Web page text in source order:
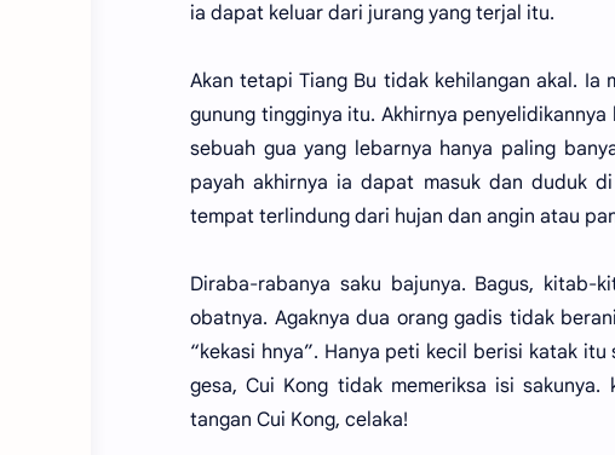
ia dapat keluar dari jurang yang terjal itu.
Akan tetapi Tiang Bu tidak kehilangan akal.
gunung tingginya itu. Akhirnya
sebuah gua yang lebarnya hanya paling
payah akhirnya ia dapat masuk dan duduk
tempat terlindung dari hujan dan angin atau
Diraba-rabanya saku bajunya. Bagus,
obatnya. Agaknya dua orang gadis tidak
“kekasi hnya”. Hanya peti kecil berisi katak
gesa, Cui Kong tidak memeriksa isi
tangan Cui Kong, celaka!